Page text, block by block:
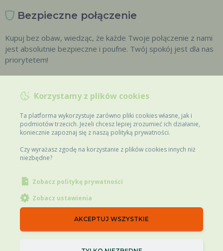
Bezpieczne połączenie
Kupuj bez obaw, wiedząc, że każde Twoje połączenie z nami
jest absolutnie bezpieczne i poufne. Twój spokój jest dla nas
priorytetem!
Bezpieczne płatności
Zaloguj
Korzystamy z plików cookies
Ta platforma wykorzystuje zarówno pliki cookies własne, jak i
podmiotów trzecich. Jeżeli chcesz lepiej zrozumieć ich działanie,
koniecznie zapoznaj się z naszą polityką prywatności.
Czy wyrażasz zgodę na korzystanie z plików cookies innych niż
niezbędne?
Zobacz politykę prywatności
Zobacz ustawienia
AKCEPTUJ WSZYSTKIE